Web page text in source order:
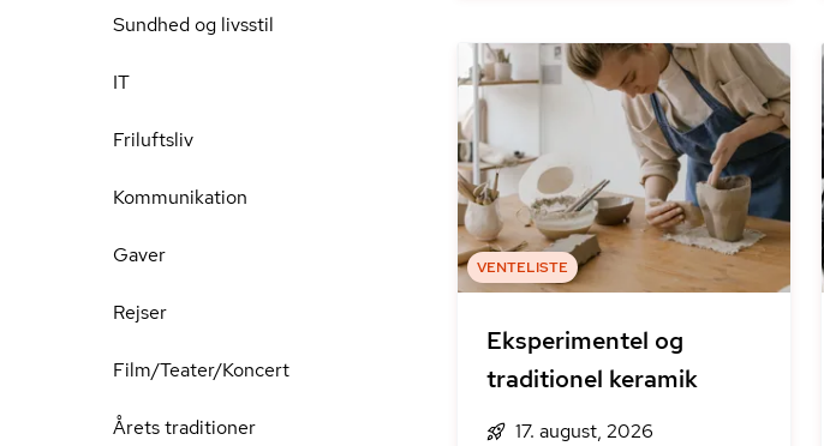
Sundhed og livsstil
IT
Friluftsliv
Kommunikation
Gaver
Rejser
Film/Teater/Koncert
Årets traditioner
VENTELISTE
Eksperimentel og
traditionel keramik
17. august, 2026